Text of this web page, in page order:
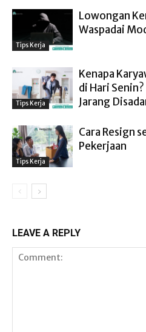
Tips Kerja
Lowongan
Waspadai
Tips Kerja
Kenapa
di Hari
Jarang
Tips Kerja
Cara Resign
Pekerjaan
LEAVE A REPLY